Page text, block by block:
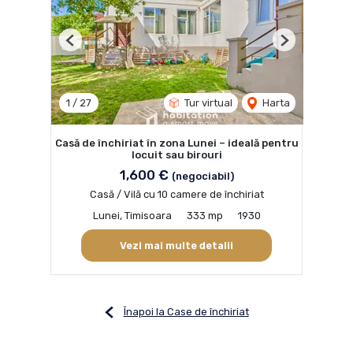
1 / 27 Tur virtual Harta
Previous Next
Casă de închiriat în zona Lunei – ideală pentru
locuit sau birouri
1,600 € (negociabil)
Casă / Vilă cu 10 camere de închiriat
Lunei, Timisoara
333 mp 1930
Vezi mai multe detalii
Înapoi la Case de închiriat